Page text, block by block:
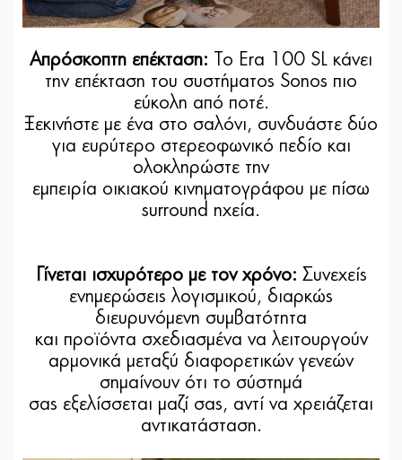
Απρόσκοπτη επέκταση: Το Era 100 SL κάνει
την επέκταση του συστήματος Sonos πιο
εύκολη από ποτέ.
Ξεκινήστε με ένα στο σαλόνι, συνδυάστε δύο
για ευρύτερο στερεοφωνικό πεδίο και
ολοκληρώστε την
εμπειρία οικιακού κινηματογράφου με πίσω
surround ηχεία.
Γίνεται ισχυρότερο με τον χρόνο: Συνεχείς
ενημερώσεις λογισμικού, διαρκώς
διευρυνόμενη συμβατότητα
και προϊόντα σχεδιασμένα να λειτουργούν
αρμονικά μεταξύ διαφορετικών γενεών
σημαίνουν ότι το σύστημά
σας εξελίσσεται μαζί σας, αντί να χρειάζεται
αντικατάσταση.